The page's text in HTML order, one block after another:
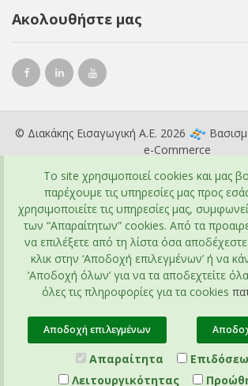
Ακολουθήστε μας
© Διακάκης Εισαγωγική Α.Ε. 2026
e-Commerce
To site χρησιμοποιεί cookies και μας
παρέχουμε τις υπηρεσίες μας προς
χρησιμοποιείτε τις υπηρεσίες μας,
των “Απαραίτητων” cookies. Από τα
να επιλέξετε από τη λίστα όσα αποδέχεστε
κλικ στην ‘Αποδοχή επιλεγμένων’ ή να
‘Αποδοχή όλων’ για να τα αποδεχτείτε
όλες τις πληροφορίες για τα cookies
Αποδοχή επιλεγμένων
Απαραίτητα
Λειτουργικότητας